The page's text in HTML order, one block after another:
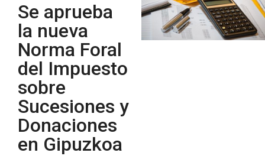
Se aprueba
la nueva
Norma Foral
del Impuesto
sobre
Sucesiones y
Donaciones
en Gipuzkoa